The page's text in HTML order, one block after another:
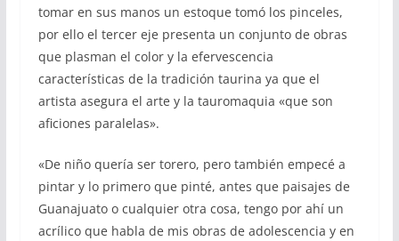
tomar en sus manos un estoque tomó los pinceles,
por ello el tercer eje presenta un conjunto de obras
que plasman el color y la efervescencia
características de la tradición taurina ya que el
artista asegura el arte y la tauromaquia «que son
aficiones paralelas».
«De niño quería ser torero, pero también empecé a
pintar y lo primero que pinté, antes que paisajes de
Guanajuato o cualquier otra cosa, tengo por ahí un
acrílico que habla de mis obras de adolescencia y en